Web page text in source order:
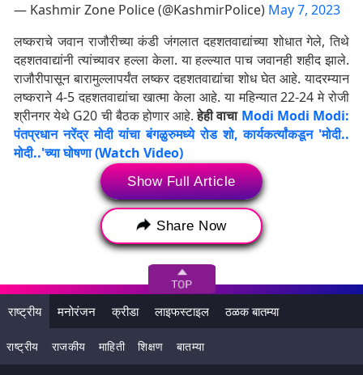
— Kashmir Zone Police (@KashmirPolice) May 7, 2023
लष्कराचे जवान राजौरीच्या कंडी जंगलात दहशतवाद्यांच्या शोधात गेले, तिथे
दहशतवाद्यांनी त्यांच्यावर हल्ला केला. या हल्ल्यात पाच जवानही शहीद झाले.
राजौरीपासून बारामुल्लापर्यंत लष्कर दहशतवाद्यांचा शोध घेत आहे. यादरम्यान
लष्कराने 4-5 दहशतवाद्यांचा खात्मा केला आहे. या महिन्यात 22-24 मे रोजी
श्रीनगर येथे G20 ची बैठक होणार आहे.हेही वाचा Modi Modi Modi:
पंतप्रधान नरेंद्र मोदी यांचा बंगळुरुमध्ये रोड शो, कार्यकर्त्यांकडून 'मोदी..
मोदी..'च्या घोषणा (Watch Video)
हे लक्षात घेऊन लष्कराकडून कारवाई सुरू आहे. रविवारी एकाही
दहशतवाद्याशी सामना झाला नसल्याचे लष्कराने सांगितले. लष्कराच्या
कारवाईचा आज तिसरा दिवस आहे. संरक्षण मंत्री राजनाथ सिंह आणि
लष्करप्रमुख मनोज पांडेही शनिवारी येथे पोहोचले. राजौरी येथील 25
घेतला. संरक्षणमंत्र्यांसोबत जम्मू-काश्मीरचे एलजी मनोज सिन्हाही उपस्थित
होते.
Show Full Article
Share Now
राष्ट्रीय मनोरंजन क्रीडा लाइफस्टाइल ठळक बातम्या
राष्ट्रीय राजकीय माहिती शिक्षण बातम्या